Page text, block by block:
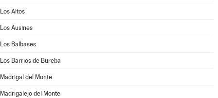
Los Altos
Los Ausines
Los Balbases
Los Barrios de Bureba
Madrigal del Monte
Madrigalejo del Monte